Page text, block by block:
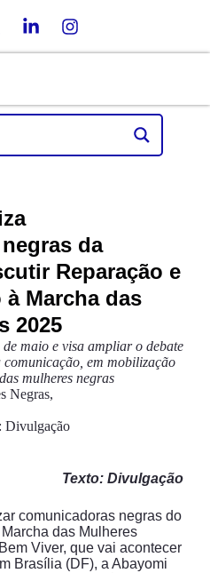
da
Reparação e
Marcha das
2025
maio e visa ampliar o debate
comunicação, em mobilização
mulheres negras
Negras,
Divulgação
Texto: Divulgação
comunicadoras negras do
das Mulheres
Viver, que vai acontecer
Brasília (DF), a Abayomi